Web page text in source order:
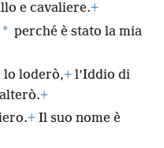
e cavaliere.+
* perché è stato la mia
lo loderò,+ l’Iddio di
+
+ Il suo nome è